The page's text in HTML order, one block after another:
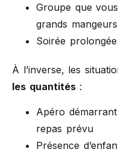
Groupe que
grands mangeurs
Soirée
À l’inverse, les
les quantités:
Apéro
repas prévu
Présence